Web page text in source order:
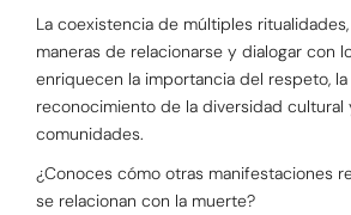
La coexistencia de múltiples
maneras de relacionarse y dialogar con
enriquecen la importancia del respeto,
reconocimiento de la diversidad cultural
comunidades.
¿Conoces cómo otras manifestaciones
se relacionan con la muerte?